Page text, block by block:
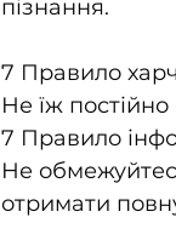
пізнання.
7 Правило
Не їж постійно
7 Правило
Не
отримати